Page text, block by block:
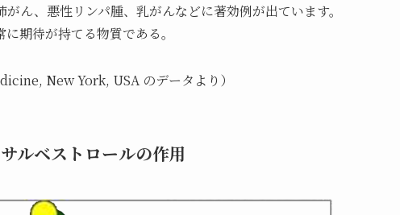
ん、悪性リンパ腫、乳がんなどに著効例が出ています。
期待が持てる物質である。
New York, USA のデータより）
ルベストロールの作用